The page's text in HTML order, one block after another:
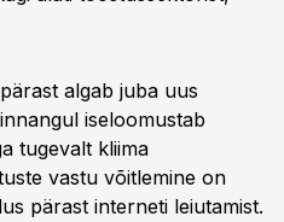
algab juba uus
iseloomustab
tugevalt kliima
vastu võitlemine on
pärast interneti leiutamist.